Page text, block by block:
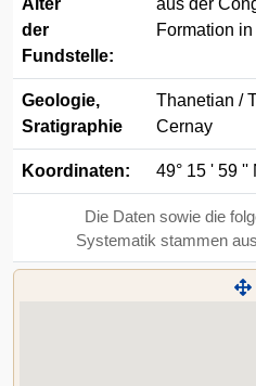
Alter
der
Fundstelle:
aus der
Formation
Geologie,
Sratigraphie
Thanetian /
Cernay
Koordinaten: 49° 15 ' 59 ''
Die Daten sowie die
Systematik stammen